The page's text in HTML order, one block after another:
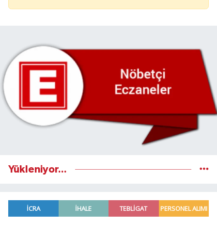
Yükleniyor...